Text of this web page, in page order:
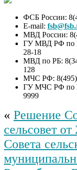
ФСБ России:
E-mail:
МВД России:
ГУ МВД РФ по
28-18
МВД по РБ:
128
МЧС РФ: 8(495)
ГУ МЧС РФ по
9999
« Решение
сельсовет
Совета